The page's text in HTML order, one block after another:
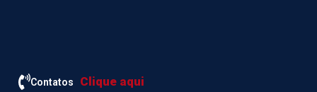
Contatos Clique aqui